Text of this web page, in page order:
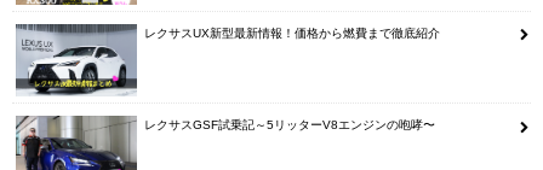
レクサスUX新型最新情報！価格から燃費まで徹底紹介
レクサスGSF試乗記～5リッターV8エンジンの咆哮〜